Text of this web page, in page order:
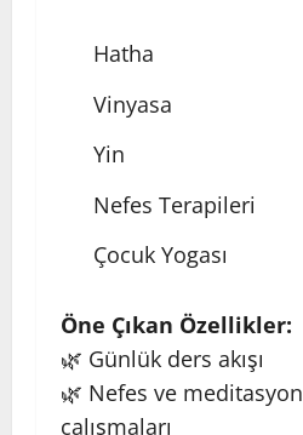
Hatha
Vinyasa
Yin
Nefes Terapileri
Çocuk Yogası
Öne Çıkan Özellikler:
🌿 Günlük ders akışı
🌿 Nefes ve meditasyon
çalışmaları